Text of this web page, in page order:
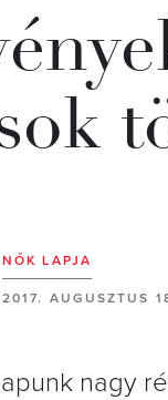
NŐK LAPJA
2017. AUGUSZTUS
nagy